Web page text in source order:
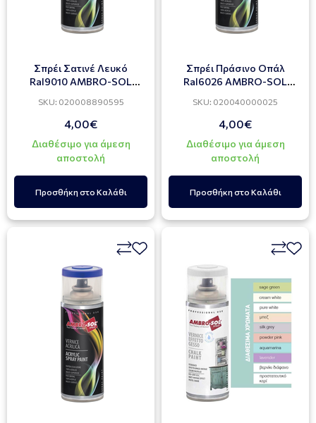
Σπρέι Σατινέ Λευκό
Ral9010 AMBRO-SOL
SKU: 020008890595
4,00€
Διαθέσιμο για άμεση
αποστολή
Προσθήκη στο Καλάθι
Σπρέι Πράσινο Οπάλ
Ral6026 AMBRO-SOL
SKU: 020040000025
4,00€
Διαθέσιμο για άμεση
αποστολή
Προσθήκη στο Καλάθι